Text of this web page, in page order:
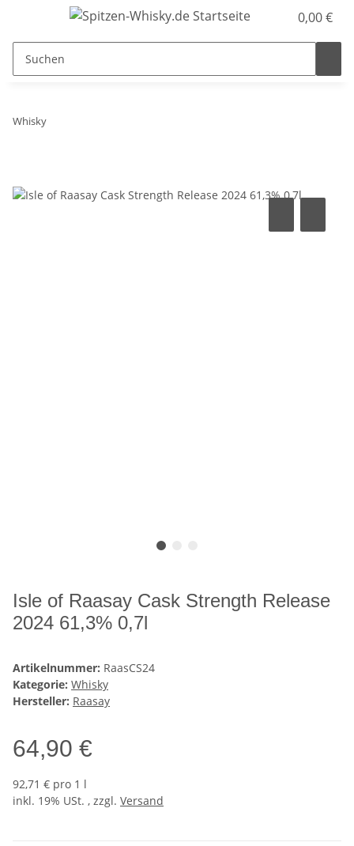
0,00 €
Whisky
Isle of Raasay Cask Strength Release
2024 61,3% 0,7l
Artikelnummer: RaasCS24
Kategorie: Whisky
Hersteller: Raasay
64,90 €
92,71 € pro 1 l
inkl. 19% USt. , zzgl. Versand